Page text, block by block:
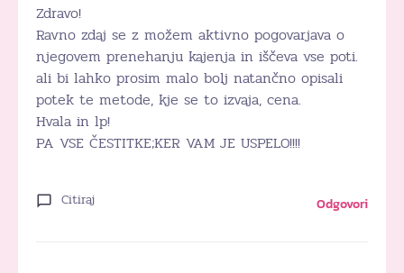
Zdravo!
Ravno zdaj se z možem aktivno pogovarjava o
njegovem prenehanju kajenja in iščeva vse poti.
ali bi lahko prosim malo bolj natančno opisali
potek te metode, kje se to izvaja, cena.
Hvala in lp!
PA VSE ČESTITKE;KER VAM JE USPELO!!!!
Citiraj Odgovori